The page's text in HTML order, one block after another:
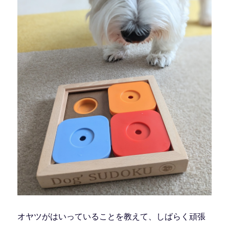
オヤツがはいっていることを教えて、しばらく頑張